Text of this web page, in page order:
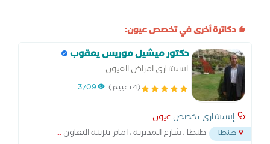
دكاترة أخرى في تخصص عيون:
دكتور ميشيل موريس يعقوب
استشاري امراض العيون
(4 تقييم) 3709
إستشاري تخصص عيون
طنطا طنطا ، شارع المديرية ، امام بنزينة التعاون...